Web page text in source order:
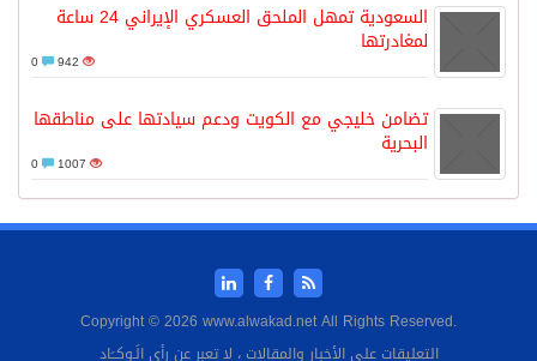
السعودية تمهل الملحق العسكري الإيراني 24 ساعة
لمغادرتها
942
تضامن خليجي مع الكويت ودعم سيادتها على مناطقها
البحرية
1007
Copyright © 2026 www.alwakad.net All Rights Reserved.
التعليقات على الأخبار والمقالات ، لا تعبر عن رأي الَـوكــَاد